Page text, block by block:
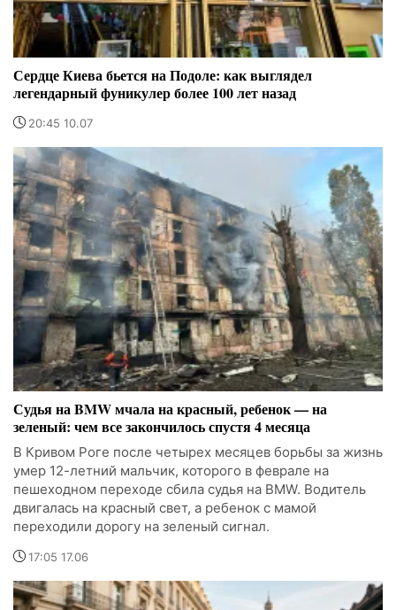
Сердце Киева бьется на Подоле: как выглядел
легендарный фуникулер более 100 лет назад
20:45 10.07
Судья на BMW мчала на красный, ребенок — на
зеленый: чем все закончилось спустя 4 месяца
В Кривом Роге после четырех месяцев борьбы за жизнь
умер 12-летний мальчик, которого в феврале на
пешеходном переходе сбила судья на BMW. Водитель
двигалась на красный свет, а ребенок с мамой
переходили дорогу на зеленый сигнал.
17:05 17.06